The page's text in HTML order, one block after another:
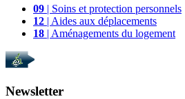
09 | Soins et protection personnels
12 | Aides aux déplacements
18 | Aménagements du logement
Newsletter